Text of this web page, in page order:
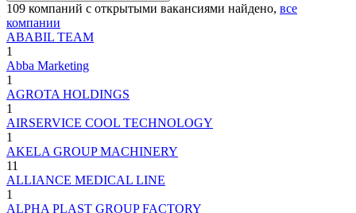
109 компаний с открытыми вакансиями найдено, все
компании
ABABIL TEAM
1
Abba Marketing
1
AGROTA HOLDINGS
1
AIRSERVICE COOL TECHNOLOGY
1
AKELA GROUP MACHINERY
11
ALLIANCE MEDICAL LINE
1
ALPHA PLAST GROUP FACTORY